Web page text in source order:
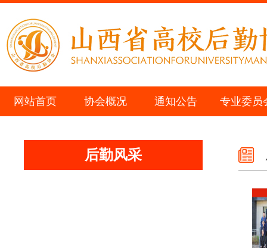
网站首页 协会概况 通知公告 专业委员
后勤风采